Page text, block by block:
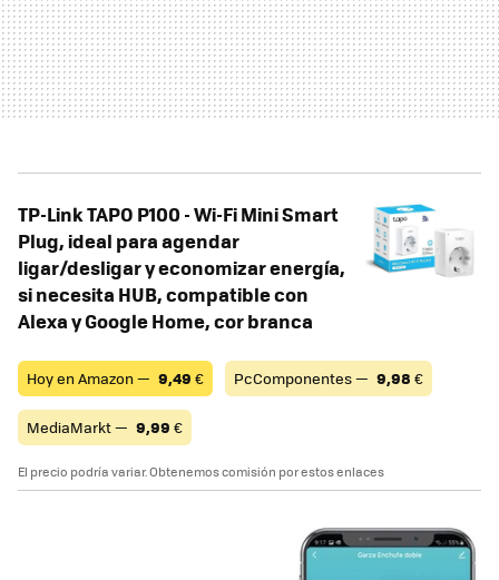
TP-Link TAPO P100 - Wi-Fi Mini Smart
Plug, ideal para agendar
ligar/desligar y economizar energía,
si necesita HUB, compatible con
Alexa y Google Home, cor branca
Hoy en Amazon — 9,49 € PcComponentes — 9,98 €
MediaMarkt — 9,99 €
El precio podría variar. Obtenemos comisión por estos enlaces